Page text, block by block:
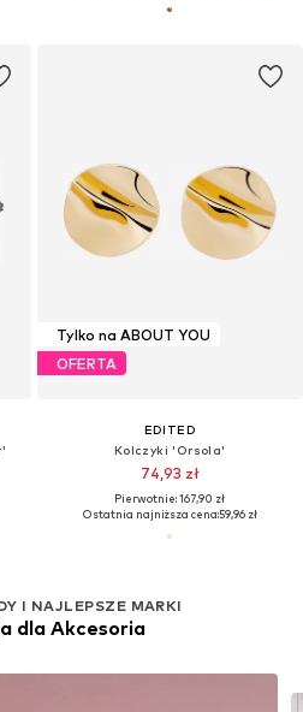
Tylko na ABOUT YOU
OFERTA
EDITED
Kolczyki 'Orsola'
74,93 zł
Pierwotnie: 167,90 zł
Ostatnia najniższa cena:59,96 zł
I NAJLEPSZE MARKI
dla Akcesoria